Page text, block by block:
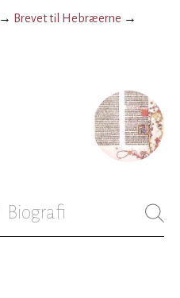
→ Brevet til Hebræerne →
Biografi